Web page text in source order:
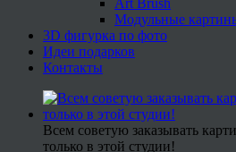
Модульные
3D фигурка по фото
Идеи подарков
Контакты
Всем советую заказывать
только в этой студии!